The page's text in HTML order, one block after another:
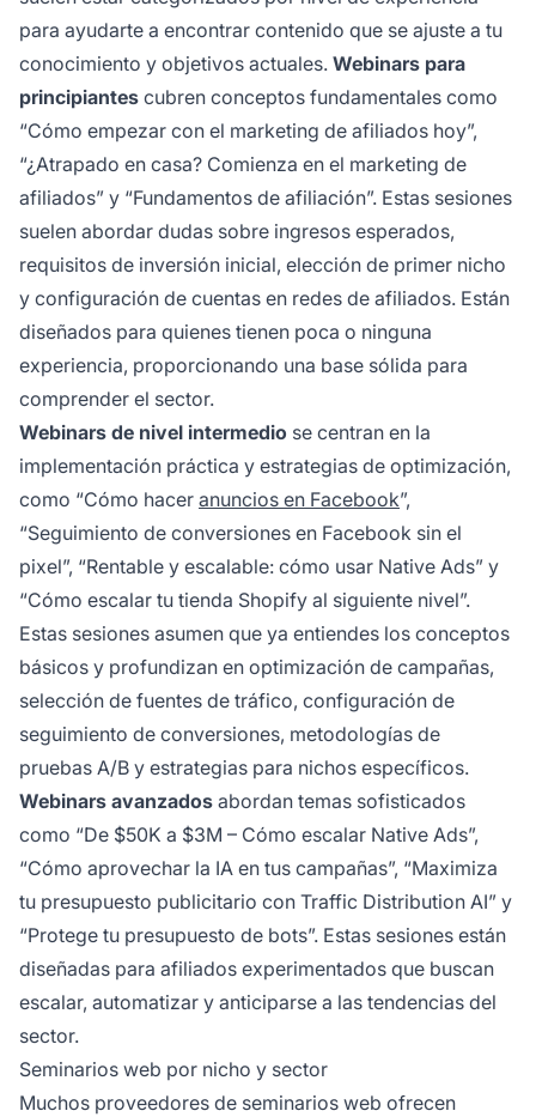
para ayudarte a encontrar contenido que se ajuste a tu
conocimiento y objetivos actuales. Webinars para
principiantes cubren conceptos fundamentales como
“Cómo empezar con el marketing de afiliados hoy”,
“¿Atrapado en casa? Comienza en el marketing de
afiliados” y “Fundamentos de afiliación”. Estas sesiones
suelen abordar dudas sobre ingresos esperados,
requisitos de inversión inicial, elección de primer nicho
y configuración de cuentas en redes de afiliados. Están
diseñados para quienes tienen poca o ninguna
experiencia, proporcionando una base sólida para
comprender el sector.
Webinars de nivel intermedio se centran en la
implementación práctica y estrategias de optimización,
como “Cómo hacer anuncios en Facebook”,
“Seguimiento de conversiones en Facebook sin el
pixel”, “Rentable y escalable: cómo usar Native Ads” y
“Cómo escalar tu tienda Shopify al siguiente nivel”.
Estas sesiones asumen que ya entiendes los conceptos
básicos y profundizan en optimización de campañas,
selección de fuentes de tráfico, configuración de
seguimiento de conversiones, metodologías de
pruebas A/B y estrategias para nichos específicos.
Webinars avanzados abordan temas sofisticados
como “De $50K a $3M – Cómo escalar Native Ads”,
“Cómo aprovechar la IA en tus campañas”, “Maximiza
tu presupuesto publicitario con Traffic Distribution AI” y
“Protege tu presupuesto de bots”. Estas sesiones están
diseñadas para afiliados experimentados que buscan
escalar, automatizar y anticiparse a las tendencias del
sector.
Seminarios web por nicho y sector
Muchos proveedores de seminarios web ofrecen